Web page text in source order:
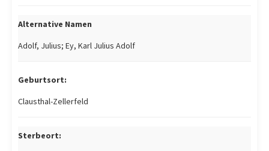
Alternative Namen
Adolf, Julius; Ey, Karl Julius Adolf
Geburtsort:
Clausthal-Zellerfeld
Sterbeort: